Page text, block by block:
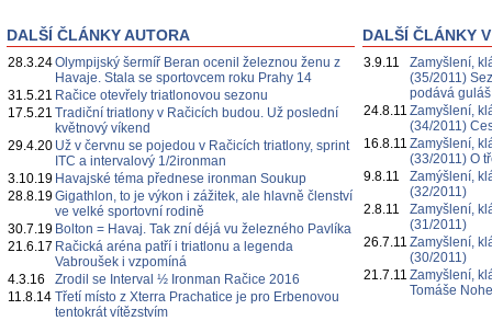
DALŠÍ ČLÁNKY AUTORA
28.3.24Olympijský šermíř Beran ocenil železnou ženu z
Havaje. Stala se sportovcem roku Prahy 14
31.5.21 Račice otevřely triatlonovou sezonu
17.5.21 Tradiční triatlony v Račicích budou. Už poslední
květnový víkend
29.4.20 Už v červnu se pojedou v Račicích triatlony, sprint
ITC a intervalový 1/2ironman
3.10.19 Havajské téma přednese ironman Soukup
28.8.19Gigathlon, to je výkon i zážitek, ale hlavně členství
ve velké sportovní rodině
30.7.19 Bolton = Havaj. Tak zní déjá vu železného Pavlíka
21.6.17 Račická aréna patří i triatlonu a legenda
Vabroušek i vzpomíná
4.3.16
Zrodil se Interval ½ Ironman Račice 2016
11.8.14 Třetí místo z Xterra Prachatice je pro Erbenovou
tentokrát vítězstvím
DALŠÍ ČLÁNKY
3.9.11
Zamyšlení,
(35/2011)
podává guláš
24.8.11 Zamyšlení,
(34/2011)
16.8.11 Zamyšlení,
(33/2011) O
9.8.11
Zamýšlení,
(32/2011)
2.8.11
Zamyšlení,
(31/2011)
26.7.11 Zamyšlení,
(30/2011)
21.7.11 Zamyšlení,
Tomáše